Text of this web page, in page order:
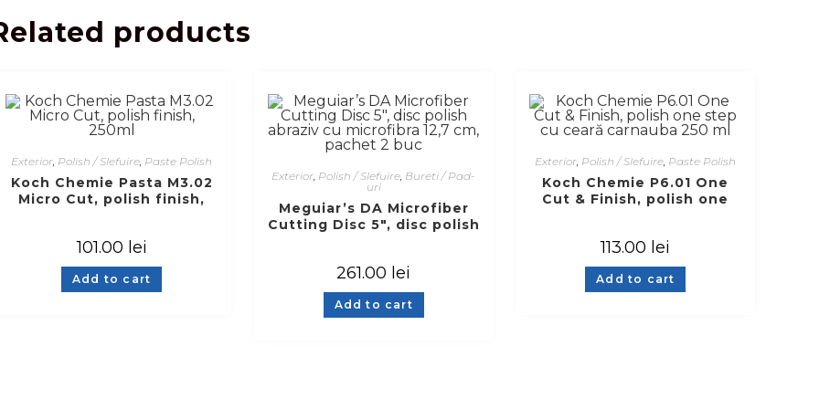
products
Exterior, Polish / Slefuire, Paste Polish
Koch Chemie Pasta M3.02
Micro Cut, polish finish,
101.00 lei
Add to cart
Exterior, Polish / Slefuire, Bureti / Pad-
uri
Meguiar’s DA Microfiber
Cutting Disc 5″, disc polish
261.00 lei
Add to cart
Exterior, Polish / Slefuire, Paste Polish
Koch Chemie P6.01 One
Cut & Finish, polish one
113.00 lei
Add to cart